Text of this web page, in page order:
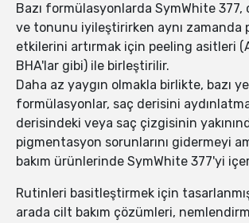
Bazı formülasyonlarda SymWhite
ve tonunu iyileştirirken aynı zamanda
etkilerini artırmak için peeling asitleri
BHA'lar gibi) ile birleştirilir.
Daha az yaygın olmakla birlikte, bazı
formülasyonlar, saç derisini
derisindeki veya saç çizgisinin
pigmentasyon sorunlarını gidermeyi
bakım ürünlerinde SymWhite 377'yi
Rutinleri basitleştirmek için
arada cilt bakım çözümleri,